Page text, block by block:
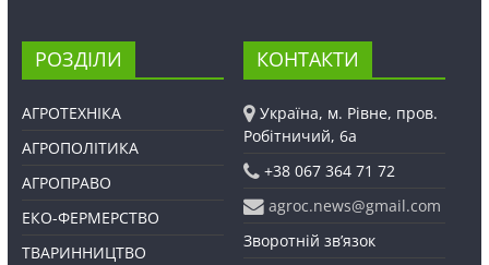
РОЗДІЛИ
АГРОТЕХНІКА
АГРОПОЛІТИКА
АГРОПРАВО
ЕКО-ФЕРМЕРСТВО
ТВАРИННИЦТВО
КОНТАКТИ
Україна, м. Рівне, пров.
Робітничий, 6а
+38 067 364 71 72
agroc.news@gmail.com
Зворотній зв’язок